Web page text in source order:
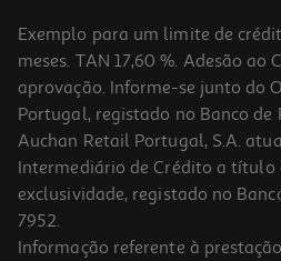
Exemplo para um limite de
meses. TAN 17,60 %. Adesão ao
aprovação. Informe-se junto do
Portugal, registado no Banco de
Auchan Retail Portugal, S.A.
Intermediário de Crédito a título
exclusividade, registado no
7952.
Informação referente à